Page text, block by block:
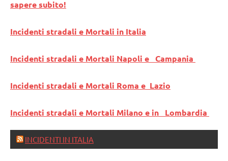
sapere subito!
Incidenti stradali e Mortali in Italia
Incidenti stradali e Mortali Napoli e Campania
Incidenti stradali e Mortali Roma e Lazio
Incidenti stradali e Mortali Milano e in Lombardia
INCIDENTI IN ITALIA